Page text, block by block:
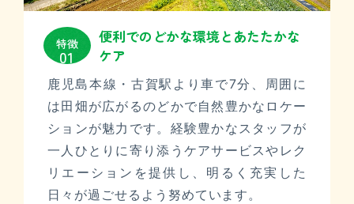
特徴
01
便利でのどかな環境と あたたかな
ケア
鹿児島本線・古賀駅より車で7分、周囲に
は田畑が広がるのどかで自然豊かなロケー
ションが魅力です。経験豊かなスタッフが
一人ひとりに寄り添うケアサービスやレク
リエーションを提供し、明るく充実した
日々が過ごせるよう努めています。